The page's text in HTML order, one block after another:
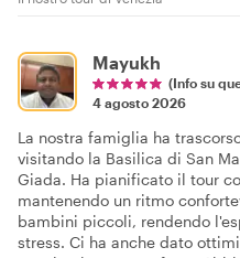
Mayukh
(Info su
4 agosto 2026
La nostra famiglia ha
visitando la Basilica di San
Giada. Ha pianificato il tour
mantenendo un ritmo
bambini piccoli, rendendo
stress. Ci ha anche dato